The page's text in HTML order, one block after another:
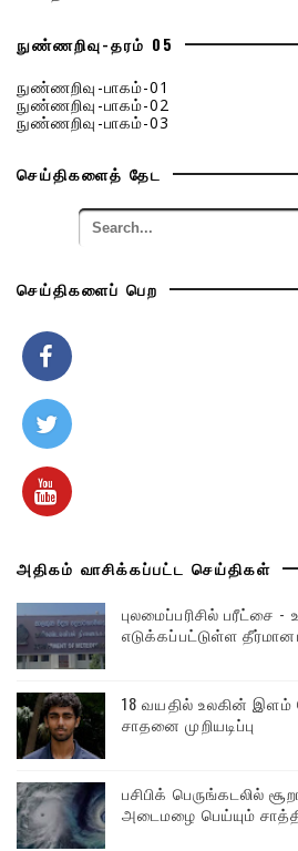
நுண்ணறிவு-தரம் 05
நுண்ணறிவு-பாகம்-01
நுண்ணறிவு-பாகம்-02
நுண்ணறிவு-பாகம்-03
செய்திகளைத் தேட
செய்திகளைப் பெற
அதிகம் வாசிக்கப்பட்ட செய்திகள்
புலமைப்பரிசில் பரீட்சை
எடுக்கப்பட்டுள்ள
18 வயதில் உலகின் இளம்
சாதனை முறியடிப்பு
பசிபிக் பெருங்கடலில்
அடைமழை பெய்யும்